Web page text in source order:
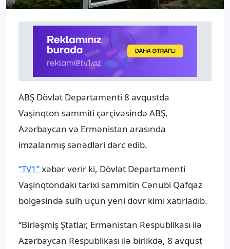
ABŞ Dövlət Departamenti 8 avqustda
Vaşinqton sammiti çərçivəsində ABŞ,
Azərbaycan və Ermənistan arasında
imzalanmış sənədləri dərc edib.
“TV1”xəbər verir ki, Dövlət Departamenti
Vaşinqtondakı tarixi sammitin Cənubi Qafqaz
bölgəsində sülh üçün yeni dövr kimi xatırladıb.
“Birləşmiş Ştatlar, Ermənistan Respublikası ilə
Azərbaycan Respublikası ilə birlikdə, 8 avqust